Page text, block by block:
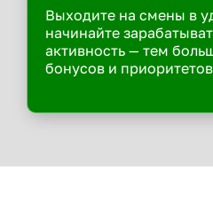
Выходите на смены в
начинайте
активность — тем
бонусов и